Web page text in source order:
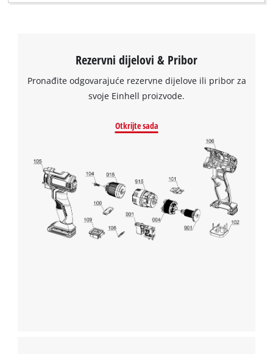
Rezervni dijelovi & Pribor
Pronađite odgovarajuće rezervne dijelove ili pribor za
svoje Einhell proizvode.
Otkrijte sada